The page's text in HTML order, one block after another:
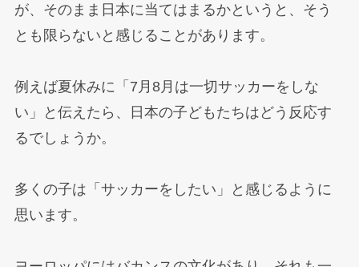
が、そのまま日本に当てはまるかというと、そう
とも限らないと感じることがあります。
例えば夏休みに「7月8月は一切サッカーをしな
い」と伝えたら、日本の子どもたちはどう反応す
るでしょうか。
多くの子は「サッカーをしたい」と感じるように
思います。